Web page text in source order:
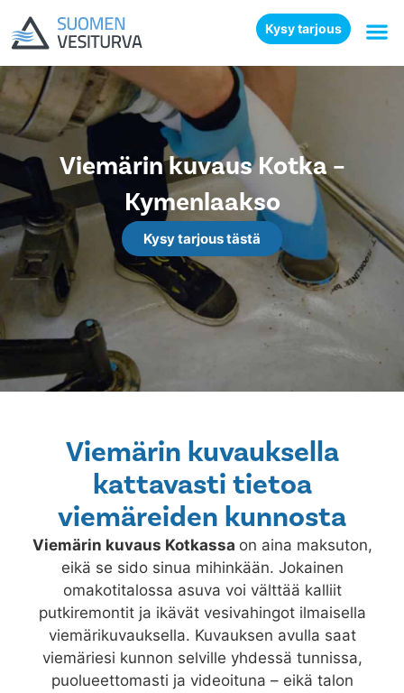
Kysy tarjous
Viemärin kuvaus Kotka –
Kymenlaakso
Kysy tarjous tästä
Viemärin kuvauksella
kattavasti tietoa
viemäreiden kunnosta
Viemärin kuvaus Kotkassa on aina maksuton,
eikä se sido sinua mihinkään. Jokainen
omakotitalossa asuva voi välttää kalliit
putkiremontit ja ikävät vesivahingot ilmaisella
viemärikuvauksella. Kuvauksen avulla saat
viemäriesi kunnon selville yhdessä tunnissa,
puolueettomasti ja videoituna – eikä talon